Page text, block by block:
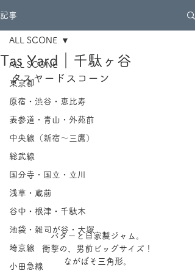
記事
ALL SCONE
東京都
原宿・渋谷・恵比寿
表参道・青山・外苑前
中央線（新宿～三鷹）
総武線
国分寺・国立・立川
浅草・蔵前
谷中・根津・千駄木
池袋・雑司が谷・大塚
埼京線
小田急線
ALL SCONE
Tas Yard｜千駄ヶ谷
タスヤードスコーン
バターと自家製ジャム。
衝撃の、男前ビッグサイズ！
ながぼそ三角形。